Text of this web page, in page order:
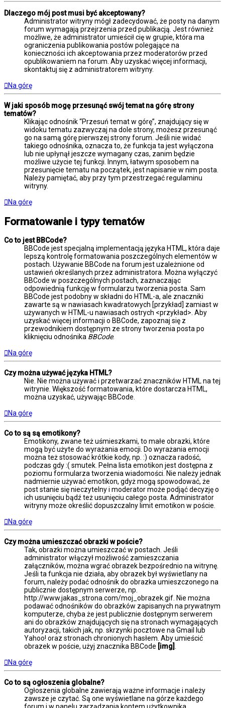
Dlaczego mój post musi być akceptowany?
Administrator witryny mógł zadecydować, że posty na danym
forum wymagają przejrzenia przed publikacją. Jest również
możliwe, że administrator umieścił cię w grupie, która ma
ograniczenia publikowania postów polegające na
konieczności ich akceptowania przez moderatorów przed
opublikowaniem na forum. Aby uzyskać więcej informacji,
skontaktuj się z administratorem witryny.
Na górę
W jaki sposób mogę przesunąć swój temat na górę strony
tematów?
Klikając odnośnik “Przesuń temat w górę”, znajdujący się w
widoku tematu zazwyczaj na dole strony, możesz przesunąć
go na samą górę pierwszej strony forum. Jeśli nie widać
takiego odnośnika, oznacza to, że funkcja ta jest wyłączona
lub nie upłynął jeszcze wymagany czas, zanim będzie
możliwe użycie tej funkcji. Innym, łatwym sposobem na
przesunięcie tematu na początek, jest napisanie w nim posta.
Należy pamiętać, aby przy tym przestrzegać regulaminu
witryny.
Na górę
Formatowanie i typy tematów
Co to jest BBCode?
BBCode jest specjalną implementacją języka HTML, która daje
lepszą kontrolę formatowania poszczególnych elementów w
postach. Używanie BBCode na forum jest uzależnione od
ustawień określanych przez administratora. Można wyłączyć
BBCode w poszczególnych postach, zaznaczając
odpowiednią funkcję w formularzu tworzenia posta. Sam
BBCode jest podobny w składni do HTML-a, ale znaczniki
zawarte są w nawiasach kwadratowych [przykład] zamiast w
używanych w HTML-u nawiasach ostrych <przykład>. Aby
uzyskać więcej informacji o BBCode, zapoznaj się z
przewodnikiem dostępnym ze strony tworzenia posta po
kliknięciu odnośnika BBCode.
Na górę
Czy można używać języka HTML?
Nie. Nie można używać i przetwarzać znaczników HTML na tej
witrynie. Większość formatowania, które dostarcza HTML,
można uzyskać, używając BBCode.
Na górę
Co to są są emotikony?
Emotikony, zwane też uśmieszkami, to małe obrazki, które
mogą być użyte do wyrażania emocji. Do wyrażania emocji
można też stosować krótkie kody, np. :) oznacza radość,
podczas gdy :( smutek. Pełna lista emotikon jest dostępna z
poziomu formularza tworzenia wiadomości. Nie należy jednak
nadmiernie używać emotikon, gdyż mogą spowodować, że
post stanie się nieczytelny i moderator może podjąć decyzję o
ich usunięciu bądź też usunięciu całego posta. Administrator
witryny może określić dopuszczalny limit emotikon w poście.
Na górę
Czy można umieszczać obrazki w poście?
Tak, obrazki można umieszczać w postach. Jeśli
administrator włączył możliwość zamieszczania
załączników, można wgrać obrazek bezpośrednio na witrynę.
Jeśli ta funkcja nie działa, aby obrazek był wyświetlany na
forum, należy podać odnośnik do obrazka umieszczonego na
publicznie dostępnym serwerze, np.
http://www.jakas_strona.com/moj_obrazek.gif. Nie można
podawać odnośników do obrazków zapisanych na prywatnym
komputerze, chyba że jest publicznie dostępnym serwerem
ani do obrazków znajdujących się na stronach wymagających
autoryzacji, takich jak, np. skrzynki pocztowe na Gmail lub
Yahoo! oraz stronach chronionych hasłem. Aby umieścić
obrazek w poście, użyj znacznika BBCode [img].
Na górę
Co to są ogłoszenia globalne?
Ogłoszenia globalne zawierają ważne informacje i należy
zawsze je czytać. Są one wyświetlane na górze każdego